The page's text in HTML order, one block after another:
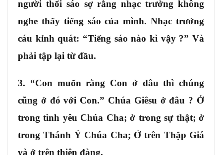
người thổi sáo sợ rằng nhạc trưởng không
nghe thấy tiếng sáo của mình. Nhạc trưởng
cáu kỉnh quát: “Tiếng sáo nào kì vậy ?” Và
phải tập lại từ đầu.
3. “Con muốn rằng Con ở đâu thì chúng
cũng ở đó với Con.” Chúa Giêsu ở đâu ? Ở
trong tình yêu Chúa Cha; ở trong sự thật; ở
trong Thánh Ý Chúa Cha; Ở trên Thập Giá
và ở trên thiên đàng.